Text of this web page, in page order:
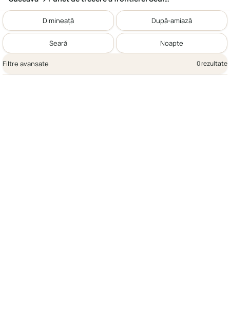
Dimineață După-amiază
Seară Noapte
Filtre avansate 0 rezultate